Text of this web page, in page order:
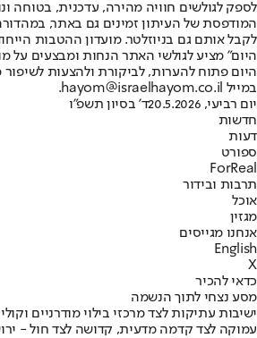
לספק לגולשים חוויה מהירה, עדכנית, בטוחה
המודפסת של העיתון זמינים גם באתר,
לקבל אותם גם בניוזלטר. מועדון ההטבות
היום" מציע לגולשי האתר הנחות ומבצעים על
היום פתוח להערות, לביקורת ולהצעות לשיפור
במייל hayom@israelhayom.co.il.
יום רביעי, 20.5.2026
ד' בסיון תשפ"ו
חדשות
דעות
ספורט
ForReal
תרבות ובידור
אוכל
מגזין
אנחנו מגייסים
English
X
כדאי להכיר
מסע נצחי לתוך הנשמה
ישיבות עתיקות לצד מרכזי בילוי מודרניים
עמוקה לצד קדמה מדעית, קדושה לצד חול -